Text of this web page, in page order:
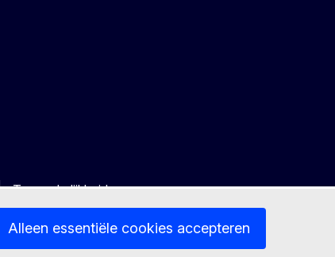
Alleen essentiële cookies accepteren
Toegankelijkheid